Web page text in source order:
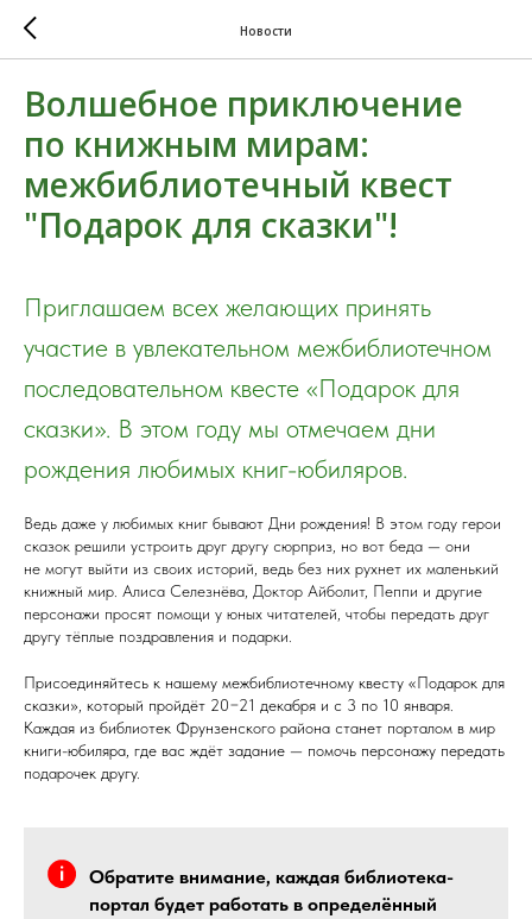
Новости
Волшебное приключение
по книжным мирам:
межбиблиотечный квест
"Подарок для сказки"!
Приглашаем всех желающих принять
участие в увлекательном межбиблиотечном
последовательном квесте «Подарок для
сказки». В этом году мы отмечаем дни
рождения любимых книг-юбиляров.
Ведь даже у любимых книг бывают Дни рождения! В этом году герои
сказок решили устроить друг другу сюрприз, но вот беда — они
не могут выйти из своих историй, ведь без них рухнет их маленький
книжный мир. Алиса Селезнёва, Доктор Айболит, Пеппи и другие
персонажи просят помощи у юных читателей, чтобы передать друг
другу тёплые поздравления и подарки.
Присоединяйтесь к нашему межбиблиотечному квесту «Подарок для
сказки», который пройдёт 20−21 декабря и с 3 по 10 января.
Каждая из библиотек Фрунзенского района станет порталом в мир
книги-юбиляра, где вас ждёт задание — помочь персонажу передать
подарочек другу.
Обратите внимание, каждая библиотека-
портал будет работать в определённый